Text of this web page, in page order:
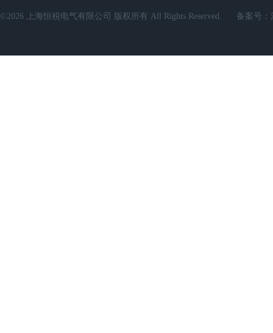
©2026 上海恒税电气有限公司 版权所有 All Rights Reserved. 备案号：